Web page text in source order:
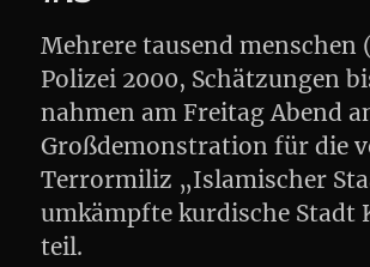
Mehrere tausend menschen
Polizei 2000, Schätzungen
nahmen am Freitag Abend
Großdemonstration für die
Terrormiliz „Islamischer
umkämpfte kurdische Stadt
teil.